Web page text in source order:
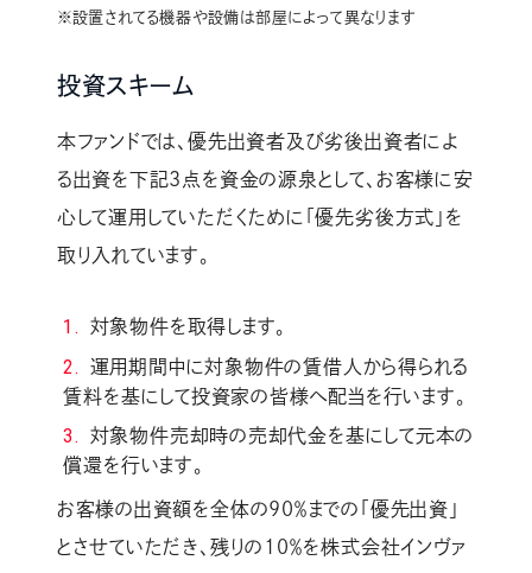
※設置されてる機器や設備は部屋によって異なります
投資スキーム
本ファンドでは、優先出資者及び劣後出資者によ
る出資を下記3点を資金の源泉として、お客様に安
心して運用していただくために「優先劣後方式」を
取り入れています。
対象物件を取得します。
運用期間中に対象物件の賃借人から得られる
賃料を基にして投資家の皆様へ配当を行います。
対象物件売却時の売却代金を基にして元本の
償還を行います。
お客様の出資額を全体の90％までの「優先出資」
とさせていただき、残りの10％を株式会社インヴァ